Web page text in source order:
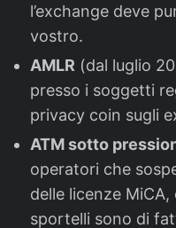
l’exchange deve
vostro.
AMLR (dal luglio
presso i soggetti
privacy coin sugli
ATM sotto
operatori che
delle licenze
sportelli sono di